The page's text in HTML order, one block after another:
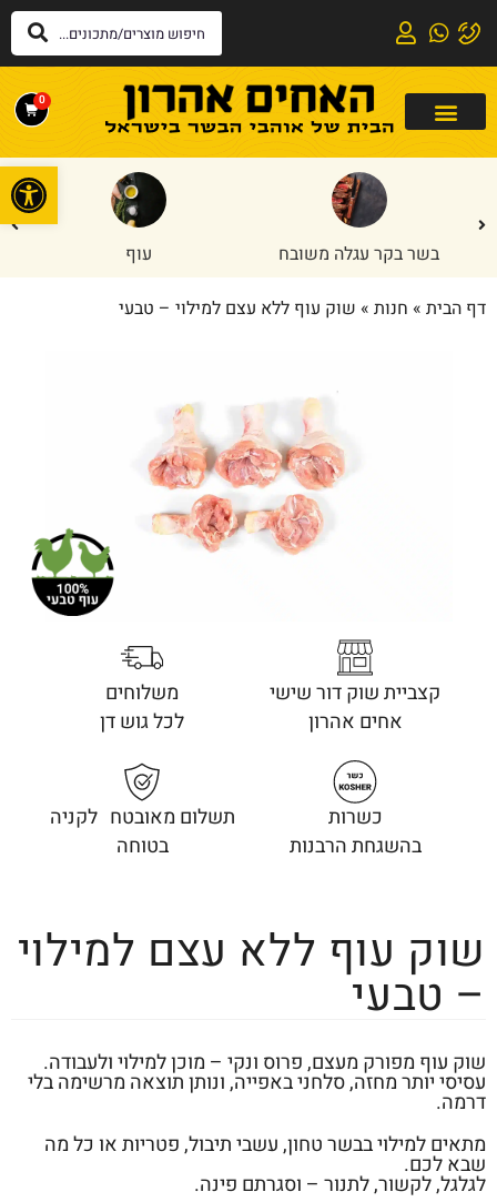
0
בשר בקר עגלה משובח עוף
דף הבית » חנות » שוק עוף ללא עצם למילוי – טבעי
שוק עוף ללא עצם למילוי
– טבעי
שוק עוף מפורק מעצם, פרוס ונקי – מוכן למילוי ולעבודה.
עסיסי יותר מחזה, סלחני באפייה, ונותן תוצאה מרשימה בלי
דרמה.
מתאים למילוי בבשר טחון, עשבי תיבול, פטריות או כל מה
שבא לכם.
לגלגל, לקשור, לתנור – וסגרתם פינה.
קצביית שוק דור שישי
אחים אהרון
משלוחים
לכל גוש דן
כשרות
בהשגחת הרבנות
תשלום מאובטח לקניה
בטוחה